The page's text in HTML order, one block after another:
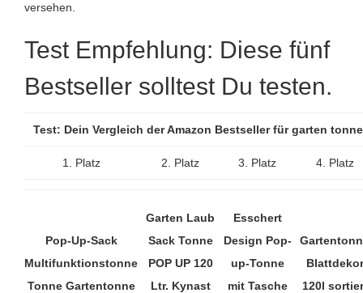
versehen.
Test Empfehlung: Diese fünf
Bestseller solltest Du testen.
Test: Dein Vergleich der Amazon Bestseller für garten
1. Platz 2. Platz 3. Platz 4. Platz
Pop-Up-Sack
Multifunktionstonne
Tonne Gartentonne
Garten Laub
Sack Tonne
POP UP 120
Ltr. Kynast
Esschert
Design Pop-
up-Tonne
mit Tasche
Blattdekor
120l